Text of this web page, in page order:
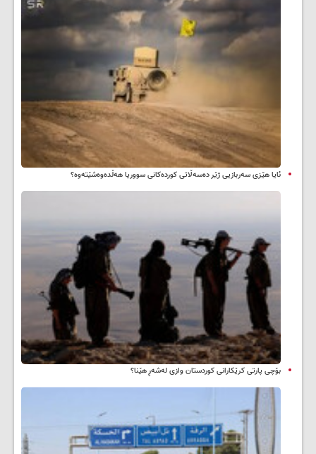
ئایا هێزی سەربازیی ژێر دەسەڵاتی کوردەکانی سووریا هەڵدەوەشێتەوە؟
بۆچی پارتی کرێکارانی کوردستان وازی لەشەڕ هێنا؟